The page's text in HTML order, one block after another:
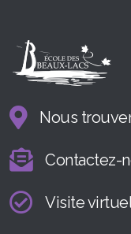
Nous
Contactez-
Visite